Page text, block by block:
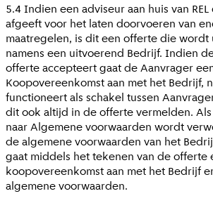
5.4 Indien een adviseur aan huis van
afgeeft voor het laten doorvoeren van
maatregelen, is dit een offerte die
namens een uitvoerend Bedrijf. Indien
offerte accepteert gaat de Aanvrager
Koopovereenkomst aan met het Bedrijf,
functioneert als schakel tussen
dit ook altijd in de offerte vermelden.
naar Algemene voorwaarden wordt
de algemene voorwaarden van het
gaat middels het tekenen van de offerte
koopovereenkomst aan met het Bedrijf
algemene voorwaarden.